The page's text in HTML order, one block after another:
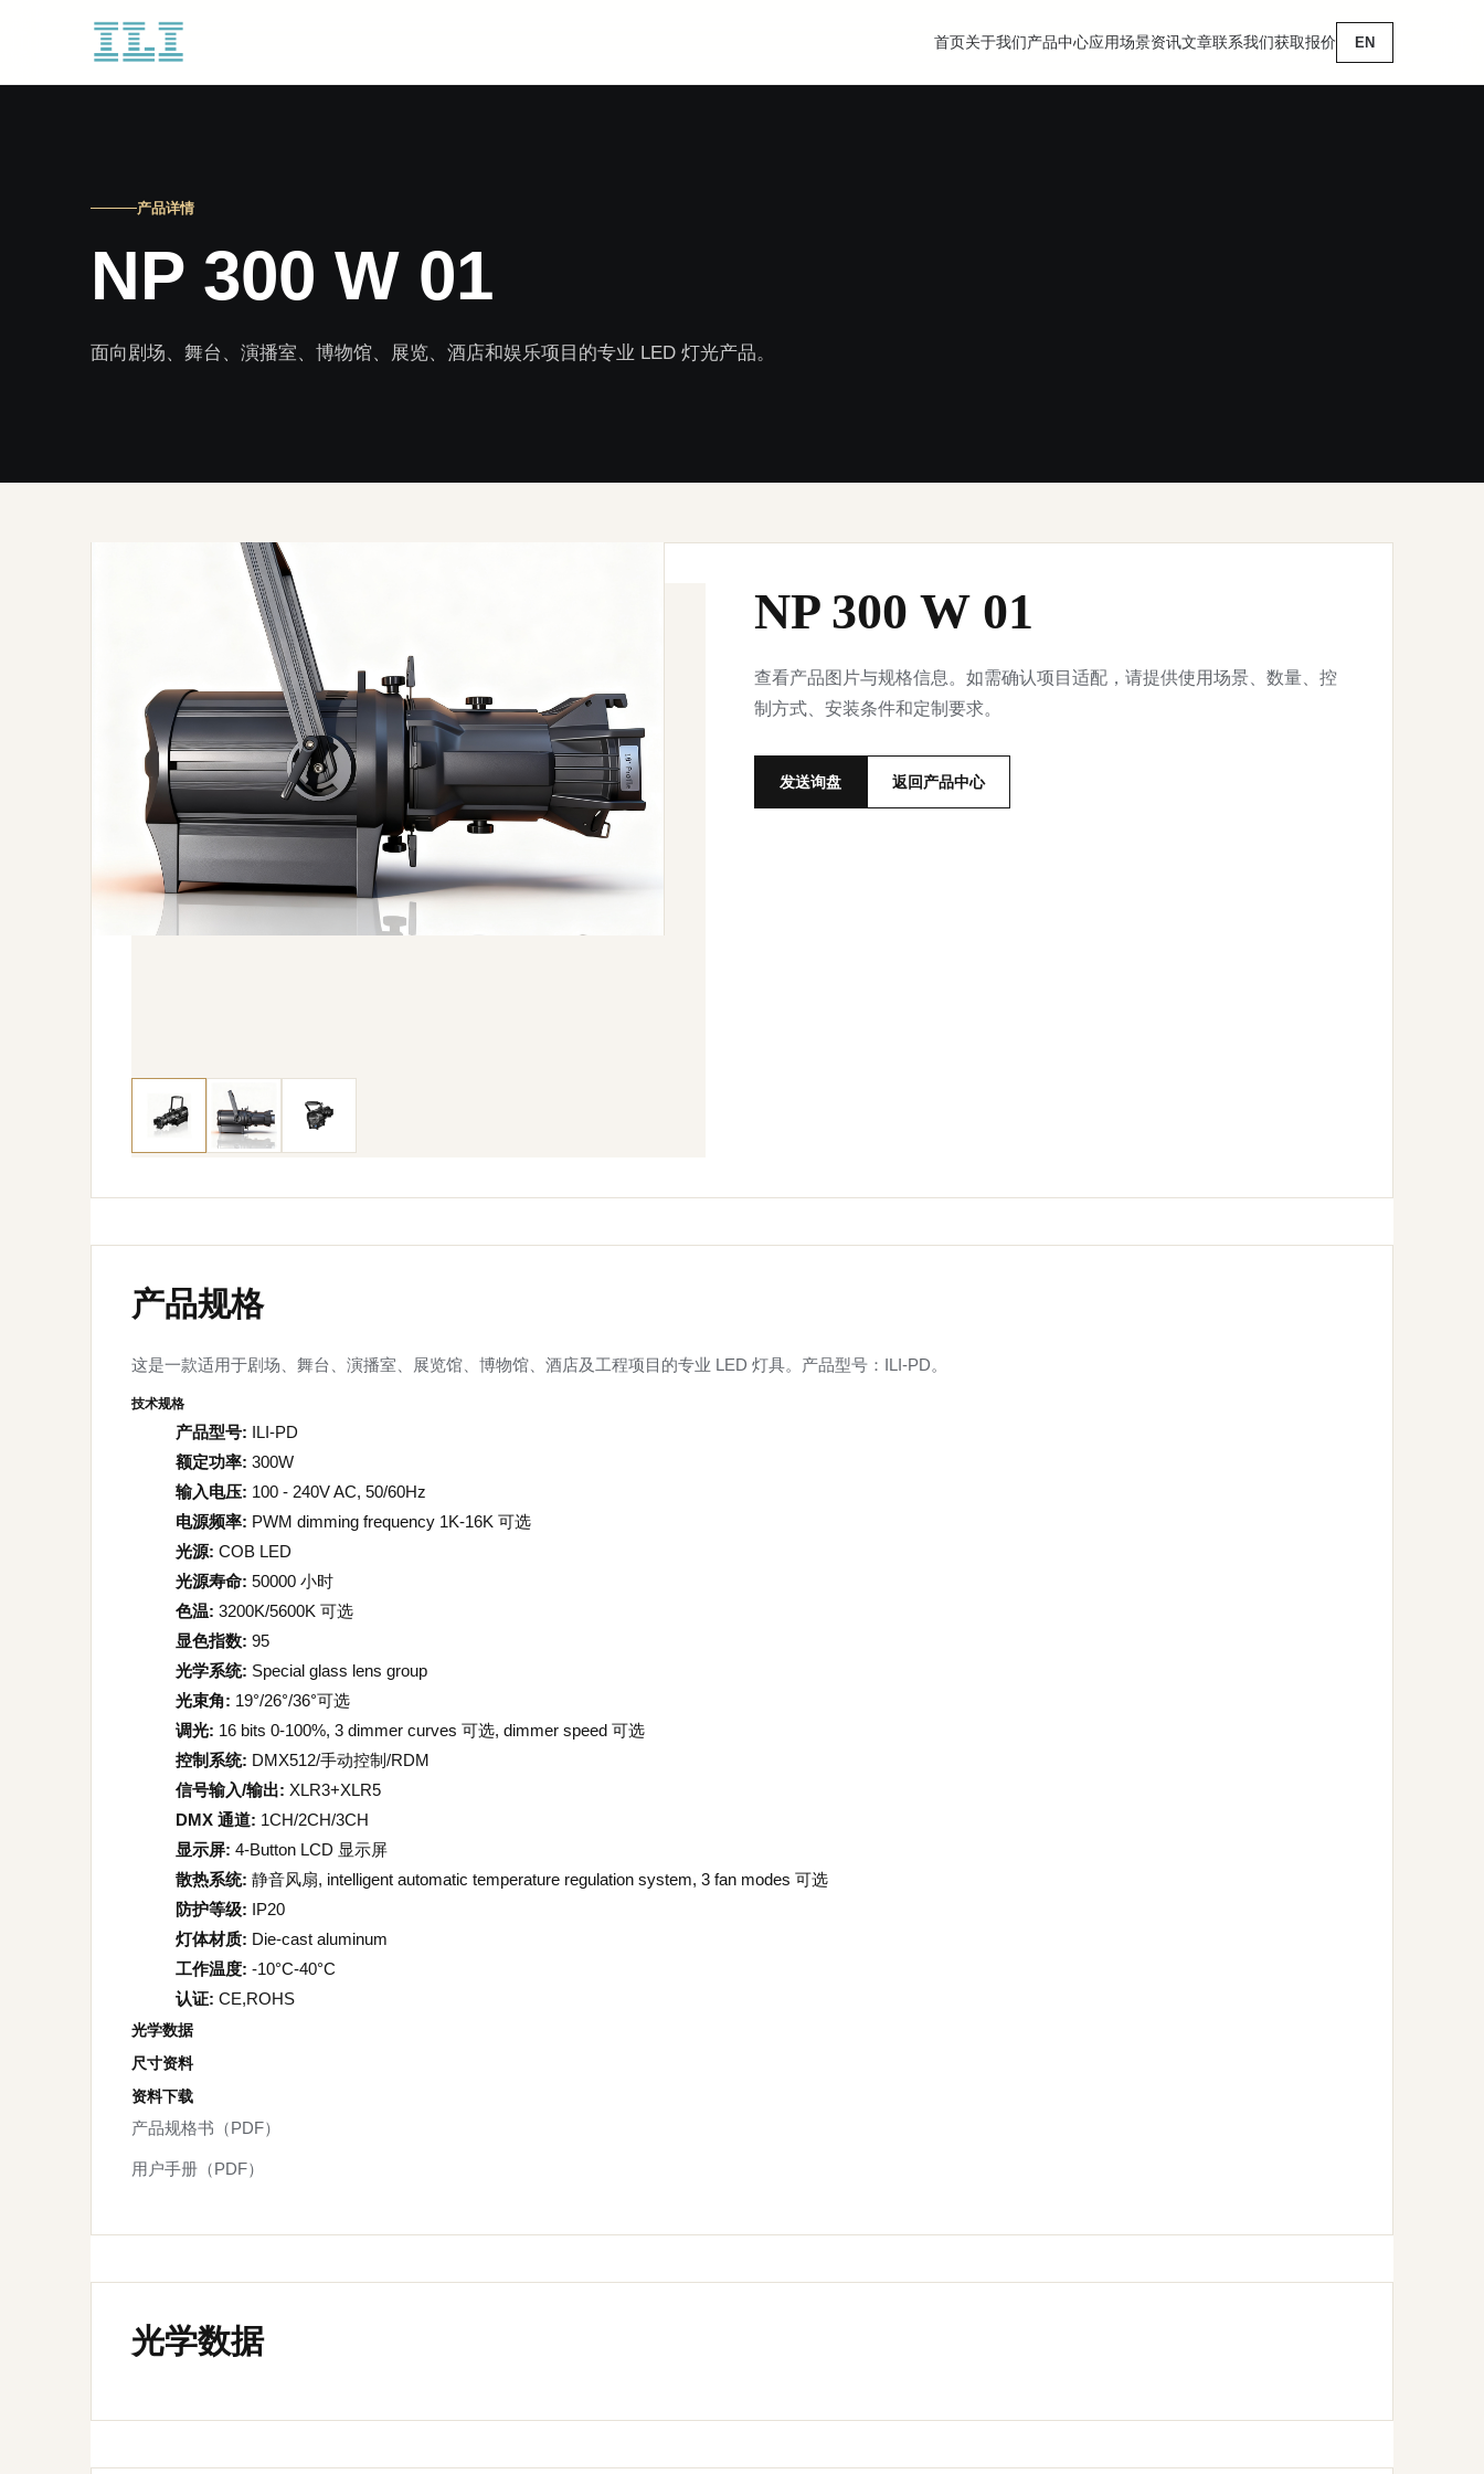
首页关于我们产品中心应用场景资讯文章联系我们获取报价 EN
产品详情
NP 300 W 01
面向剧场、舞台、演播室、博物馆、展览、酒店和娱乐项目的专业 LED 灯光产品。
NP 300 W 01
查看产品图片与规格信息。如需确认项目适配，请提供使用场景、数量、控
制方式、安装条件和定制要求。
发送询盘 返回产品中心
这是一款适用于剧场、舞台、演播室、展览馆、博物馆、酒店及工程项目的专业 LED 灯具。产品型号：ILI-PD。
技术规格
产品型号: ILI-PD
额定功率: 300W
输入电压: 100 - 240V AC, 50/60Hz
电源频率: PWM dimming frequency 1K-16K 可选
光源: COB LED
光源寿命: 50000 小时
色温: 3200K/5600K 可选
显色指数: 95
光学系统: Special glass lens group
光束角: 19°/26°/36°可选
调光: 16 bits 0-100%, 3 dimmer curves 可选, dimmer speed 可选
控制系统: DMX512/手动控制/RDM
信号输入/输出: XLR3+XLR5
DMX 通道: 1CH/2CH/3CH
显示屏: 4-Button LCD 显示屏
散热系统: 静音风扇, intelligent automatic temperature regulation system, 3 fan modes 可选
防护等级: IP20
灯体材质: Die-cast aluminum
工作温度: -10°C-40°C
认证: CE,ROHS
光学数据
尺寸资料
资料下载
产品规格书（PDF）
用户手册（PDF）
光学数据